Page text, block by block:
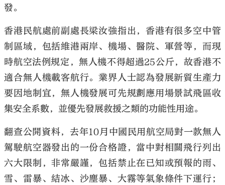
發。
香港民航處前副處長梁汝強指出，香港有很多空中管
制區域，包括維港兩岸、機場、醫院、軍營等，而現
時航空法例規定，無人機不得超過25公斤，故香港不
適合無人機載客航行。業界人士認為發展新質生產力
要因地制宜，無人機發展可先規劃應用場景試飛區收
集安全系數，並優先發展救援之類的功能性用途。
翻查公開資料，去年10月中國民用航空局對一款無人
駕駛航空器發出的一份合格證，當中對相關飛行列出
六大限制，非常嚴謹，包括禁止在已知或預報的雨、
雪、雷暴、結冰、沙塵暴、大霧等氣象條件下運行；